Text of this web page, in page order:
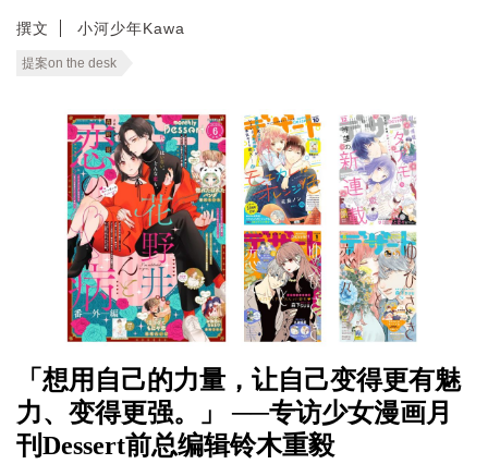
撰文 小河少年Kawa
提案on the desk
「想用自己的力量，让自己变得更有魅
力、变得更强。」 ──专访少女漫画月
刊Dessert前总编辑铃木重毅